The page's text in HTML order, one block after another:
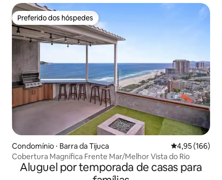
Preferido dos hóspedes
Preferido dos hóspedes
Condomínio ⋅ Barra da Tijuca 4,95 de uma
4,95 (166)
Cobertura Magnífica Frente Mar/Melhor Vista do Rio
Aluguel por temporada de casas para